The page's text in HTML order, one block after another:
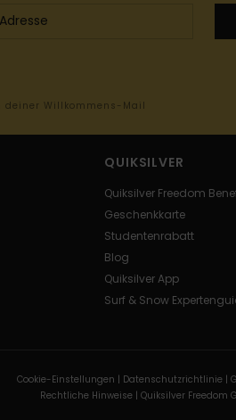
Willkommens-Mail
QUIKSILVER
Quiksilver Freedom
Geschenkkarte
Studentenrabatt
Blog
Quiksilver App
Surf & Snow
Cookie-Einstellungen | Datenschutzrichtlinie |
Rechtliche Hinweise | Quiksilver Freedom